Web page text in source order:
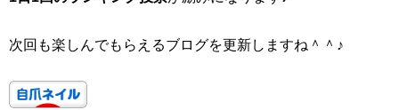
次回も楽しんでもらえるブログを更新しますね＾＾♪